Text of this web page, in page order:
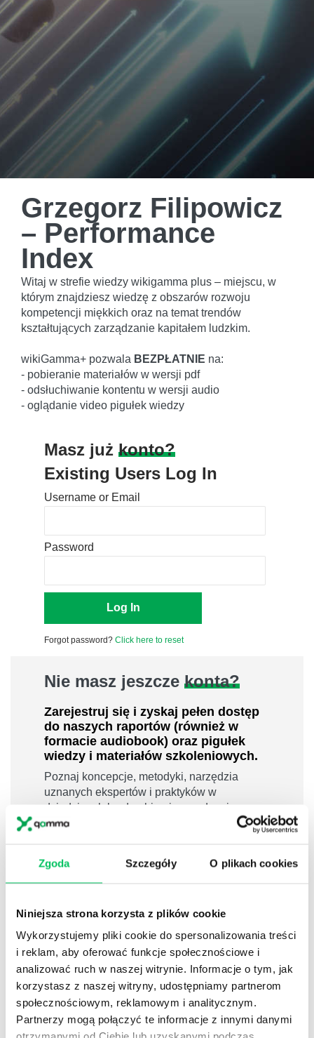
Zgoda Szczegóły O plikach cookies
Niniejsza strona korzysta z plików cookie
Wykorzystujemy pliki cookie do spersonalizowania treści
i reklam, aby oferować funkcje społecznościowe i
analizować ruch w naszej witrynie. Informacje o tym, jak
korzystasz z naszej witryny, udostępniamy partnerom
społecznościowym, reklamowym i analitycznym.
Partnerzy mogą połączyć te informacje z innymi danymi
Grzegorz Filipowicz
– Performance
Index
Witaj w strefie wiedzy wikigamma plus – miejscu, w
którym znajdziesz wiedzę z obszarów rozwoju
kompetencji miękkich oraz na temat trendów
kształtujących zarządzanie kapitałem ludzkim.
wikiGamma+ pozwala BEZPŁATNIE na:
- pobieranie materiałów w wersji pdf
- odsłuchiwanie kontentu w wersji audio
- oglądanie video pigułek wiedzy
Masz już konto?
Existing Users Log In
Username or Email
Password
Forgot password? Click here to reset
Nie masz jeszcze konta?
Zarejestruj się i zyskaj pełen dostęp
do naszych raportów (również w
formacie audiobook) oraz pigułek
wiedzy i materiałów szkoleniowych.
Poznaj koncepcje, metodyki, narzędzia
uznanych ekspertów i praktyków w
dziedzinach leadershipu i zarządzania,
sprzedaży, zarządzania projektami czy
800 pigułek wiedzy
40 filmów edukacyjnych
i wiele więcej
Nowy użytkownik?
Zarejestruj się